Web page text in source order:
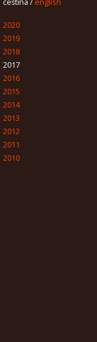
2020
2019
2018
2017
2016
2015
2014
2013
2012
2011
2010